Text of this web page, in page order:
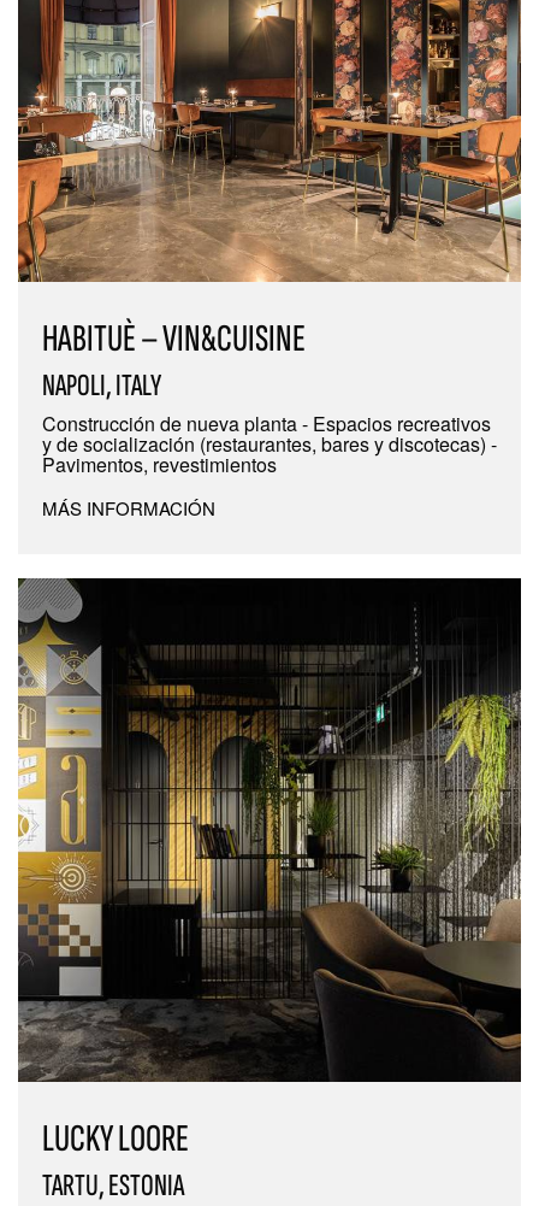
HABITUÈ – VIN&CUISINE
NAPOLI, ITALY
Construcción de nueva planta - Espacios recreativos
y de socialización (restaurantes, bares y discotecas) -
Pavimentos, revestimientos
MÁS INFORMACIÓN
LUCKY LOORE
TARTU, ESTONIA